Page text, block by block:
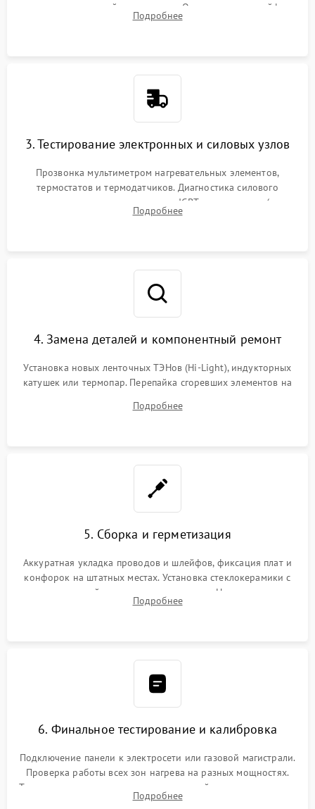
стеклокерамической поверхности. Отсоединение шлейфов
сенсорного блока для доступа к силовым платам, катушкам
Подробнее
3. Тестирование электронных и силовых узлов
Прозвонка мультиметром нагревательных элементов,
термостатов и термодатчиков. Диагностика силового
модуля, реле, диодных мостов и IGBT-транзисторов (для
индукции). Проверка кранов и газ-контроля (для газовых
Подробнее
4. Замена деталей и компонентный ремонт
Установка новых ленточных ТЭНов (Hi-Light), индукторных
катушек или термопар. Перепайка сгоревших элементов на
дорожек. Очистка контактов и замена поврежденной
Подробнее
5. Сборка и герметизация
Аккуратная укладка проводов и шлейфов, фиксация плат и
конфорок на штатных местах. Установка стеклокерамики с
проверкой равномерности зазоров. Нанесение
термостойкого герметика или укладка уплотнительной
Подробнее
6. Финальное тестирование и калибровка
Подключение панели к электросети или газовой магистрали.
Проверка работы всех зон нагрева на разных мощностях.
Тестирование сенсорного управления, таймера, индикаторов
остаточного тепла и систем защиты от перегрева.
Подробнее